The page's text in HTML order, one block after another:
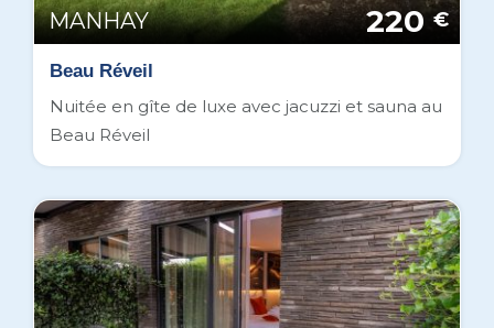
MANHAY 220 €
Beau Réveil
Nuitée en gîte de luxe avec jacuzzi et sauna au
Beau Réveil